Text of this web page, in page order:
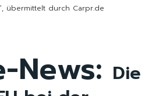
übermittelt durch Carpr.de
News: Die